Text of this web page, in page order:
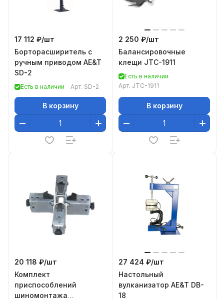
17 112 ₽/шт
Борторасширитель с
ручным приводом AE&T
SD-2
Есть в наличии Арт. SD-2
В корзину
2 250 ₽/шт
Балансировочные
клещи JTC-1911
Есть в наличии
Арт. JTC-1911
В корзину
20 118 ₽/шт
Комплект
приспособлений
шиномонтажа
27 424 ₽/шт
Настольный
вулканизатор AE&T DB-
18